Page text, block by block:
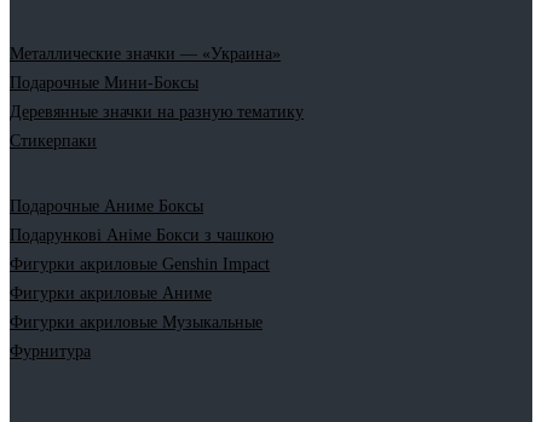
Металлические значки — «Украина»
Подарочные Мини-Боксы
Деревянные значки на разную тематику
Стикерпаки
Подарочные Аниме Боксы
Подарункові Аніме Бокси з чашкою
Фигурки акриловые Genshin Impact
Фигурки акриловые Аниме
Фигурки акриловые Музыкальные
Фурнитура